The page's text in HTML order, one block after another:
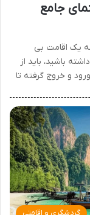
جامع
یک اقامت بی
باشید، باید از
و خروج گرفته تا